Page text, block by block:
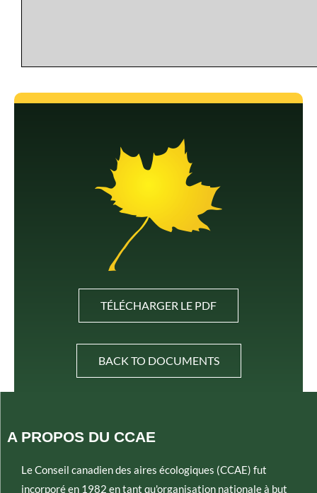
TÉLÉCHARGER LE PDF
BACK TO DOCUMENTS
A PROPOS DU CCAE
Le Conseil canadien des aires écologiques (CCAE) fut
incorporé en 1982 en tant qu'organisation nationale à but